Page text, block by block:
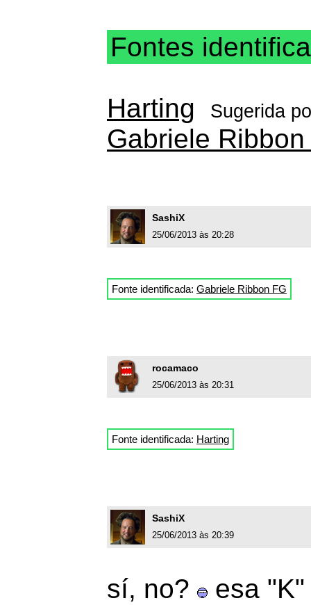
Fontes
Harting Sugerida
Gabriele Ribbon
SashiX
25/06/2013 às 20:28
Fonte identificada: Gabriele Ribbon FG
rocamaco
25/06/2013 às 20:31
Fonte identificada: Harting
SashiX
25/06/2013 às 20:39
sí, no? esa